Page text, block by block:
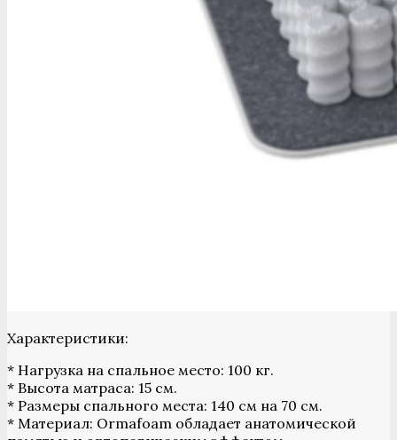
Характеристики:
* Нагрузка на спальное место: 100 кг.
* Высота матраса: 15 см.
* Размеры спального места: 140 см на 70 см.
* Материал: Ormafoam обладает анатомической